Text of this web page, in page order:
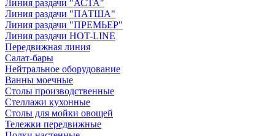
Линия раздачи "АСТА"
Линия раздачи "ПАТША"
Линия раздачи "ПРЕМЬЕР"
Линия раздачи HOT-LINE
Передвижная линия
Салат-бары
Нейтральное оборудование
Ванны моечные
Столы производственные
Стеллажи кухонные
Столы для мойки овощей
Тележки передвижные